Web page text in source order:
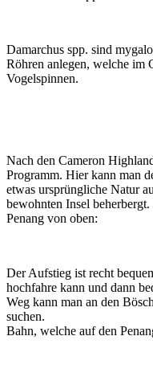
Damarchus spp. sind
Röhren anlegen, welche im
Vogelspinnen.
Nach den Cameron
Programm. Hier kann man
etwas ursprüngliche Natur
bewohnten Insel beherbergt.
Penang von oben:
Der Aufstieg ist recht
hochfahre kann und dann
Weg kann man an den
suchen.
Bahn, welche auf den